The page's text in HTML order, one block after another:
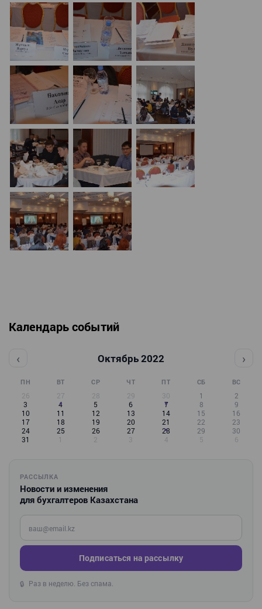
Календарь событий
‹ Октябрь 2022 ›
ПН ВТ СР ЧТ ПТ СБ ВС
26 27 28 29 30 1
2
3
4 5 6 7 8
9
10
11 12 13 14 15
16
17
18 19 20 21 22
23
24
25 26 27 28 29
30
31
1 2 3 4 5 6
РАССЫЛКА
Новости и изменения
для бухгалтеров Казахстана
Введите ваш e-mail
Подписаться на рассылку
🔒 Раз в неделю. Без спама.